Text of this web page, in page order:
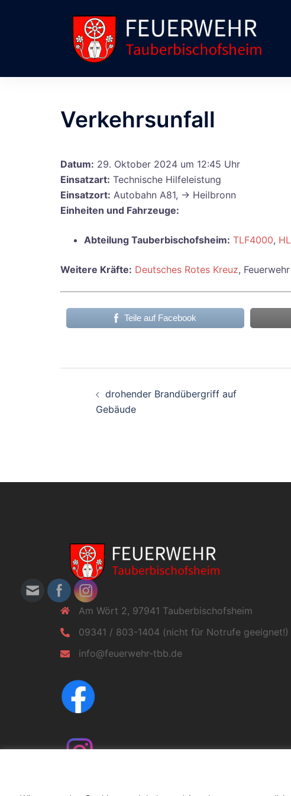
Verkehrsunfall
Datum: 29. Oktober 2024 um 12:45 Uhr
Einsatzart: Technische Hilfeleistung
Einsatzort: Autobahn A81, -> Heilbronn
Einheiten und Fahrzeuge:
Abteilung Tauberbischofsheim: TLF4000,
Weitere Kräfte: Deutsches Rotes Kreuz,
Teile auf Facebook
Beitragsnavigation
drohender Brandübergriff auf
Gebäude
Am Wört 2, 97941 Tauberbischofsheim
09341 / 803-1404 (nicht für Notrufe geeignet!)
info@feuerwehr-tbb.de